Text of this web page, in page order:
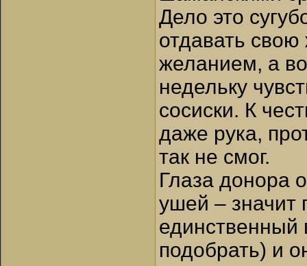
Дело это
отдавать
желанием, а
недельку
сосиски. К
даже рука,
так не смог.
Глаза донора
ушей – значит
единственный
подобрать) и